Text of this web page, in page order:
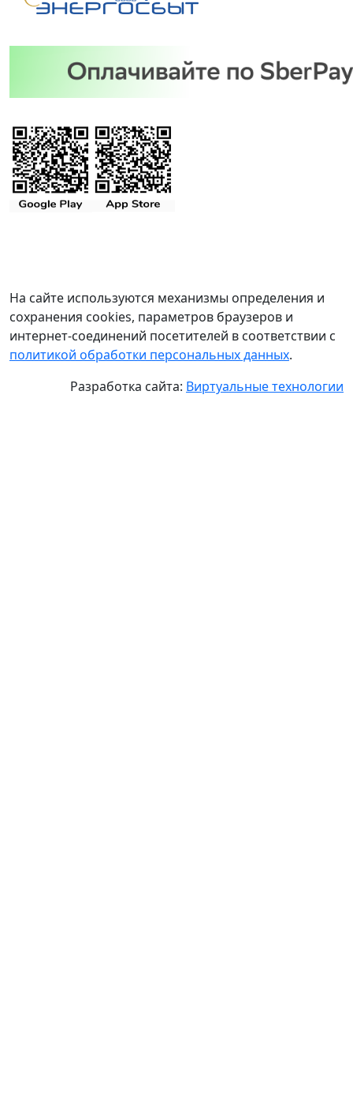
На сайте используются механизмы определения и
сохранения cookies, параметров браузеров и
интернет-соединений посетителей в соответствии с
политикой обработки персональных данных.
Разработка сайта: Виртуальные технологии